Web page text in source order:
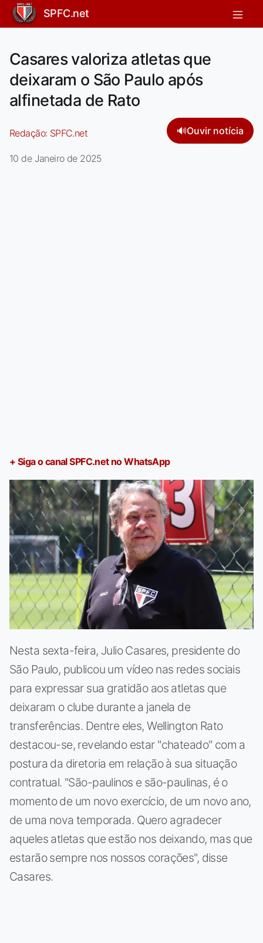
SPFC.net
Casares valoriza atletas que
deixaram o São Paulo após
alfinetada de Rato
Redação: SPFC.net 🔊Ouvir notícia
10 de Janeiro de 2025
+ Siga o canal SPFC.net no WhatsApp
Nesta sexta-feira, Julio Casares, presidente do
São Paulo, publicou um vídeo nas redes sociais
para expressar sua gratidão aos atletas que
deixaram o clube durante a janela de
transferências. Dentre eles, Wellington Rato
destacou-se, revelando estar "chateado" com a
postura da diretoria em relação à sua situação
contratual. "São-paulinos e são-paulinas, é o
momento de um novo exercício, de um novo ano,
de uma nova temporada. Quero agradecer
aqueles atletas que estão nos deixando, mas que
estarão sempre nos nossos corações", disse
Casares.